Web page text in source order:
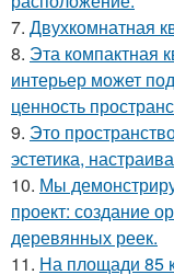
7. Двухкомнатная
8. Эта компактная
интерьер может
ценность
9. Это
эстетика,
10. Мы
проект: создание
деревянных реек.
11. На площади 85